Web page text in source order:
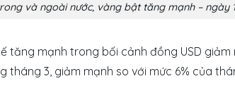
và ngoài nước, vàng bật tăng mạnh – ngày
tăng mạnh trong bối cảnh đồng USD giảm
tháng 3, giảm mạnh so với mức 6% của